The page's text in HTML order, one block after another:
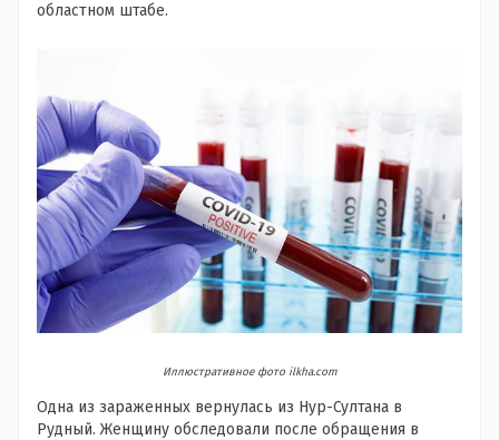
областном штабе.
Иллюстративное фото ilkha.com
Одна из зараженных вернулась из Нур-Султана в
Рудный. Женщину обследовали после обращения в